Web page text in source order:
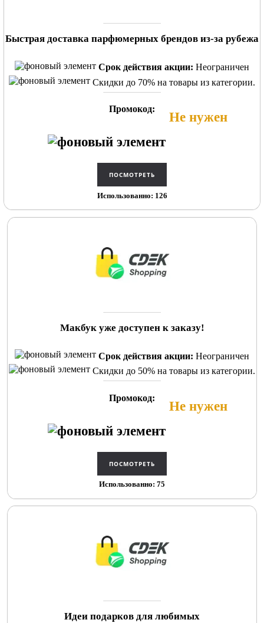
Быстрая доставка парфюмерных брендов из-за рубежа
Срок действия акции: Неограничен
Скидки до 70% на товары из категории.
Промокод:
Не нужен
Использованно: 126
Макбук уже доступен к заказу!
Срок действия акции: Неограничен
Скидки до 50% на товары из категории.
Промокод:
Не нужен
Использованно: 75
Идеи подарков для любимых